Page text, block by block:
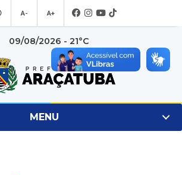
A- A+
09/08/2026 - 21°C
MENU